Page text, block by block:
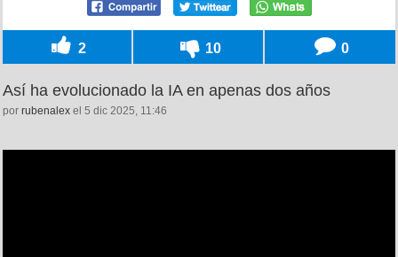
2 10 0
Así ha evolucionado la IA en apenas dos años
por rubenalex el 5 dic 2025, 11:46